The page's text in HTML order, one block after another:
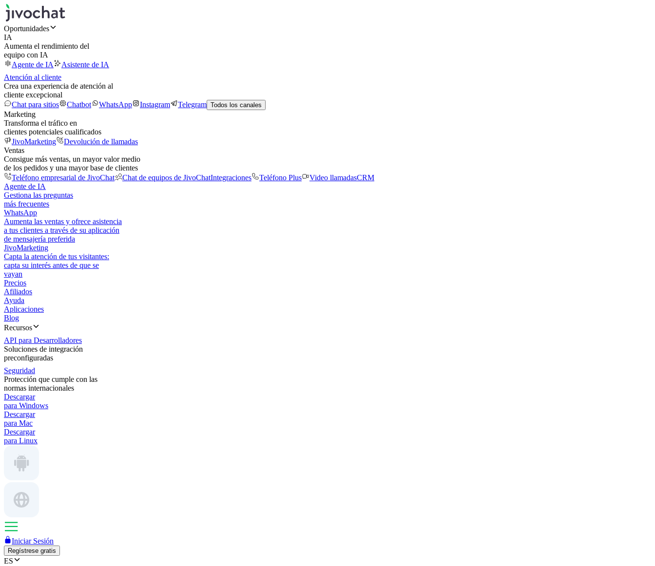
Oportunidades
IA
Aumenta el rendimiento del
equipo con IA
Agente de IA
Asistente de IA
Atención al cliente
Crea una experiencia de atención al
cliente excepcional
Chat para sitios
Chatbot WhatsApp Instagram Telegram Todos los canales
Marketing
Transforma el tráfico en
clientes potenciales cualificados
JivoMarketing
Devolución de llamadas
Ventas
Consigue más ventas, un mayor valor medio
de los pedidos y una mayor base de clientes
Teléfono empresarial de JivoChat
Chat de equipos de JivoChatIntegraciones Teléfono Plus Video llamadasCRM
Agente de IA
Gestiona las preguntas
más frecuentes
WhatsApp
Aumenta las ventas y ofrece asistencia
a tus clientes a través de su aplicación
de mensajería preferida
JivoMarketing
Capta la atención de tus visitantes:
capta su interés antes de que se
vayan
Precios
Afiliados
Ayuda
Aplicaciones
Blog
Recursos
API para Desarrolladores
Soluciones de integración
preconfiguradas
Seguridad
Protección que cumple con las
normas internacionales
Descargar
para Windows
Descargar
para Mac
Descargar
para Linux
Iniciar Sesión
Regístrese gratis
ES